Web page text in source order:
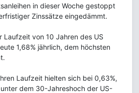
in dieser Woche gestoppt
Zinssätze eingedämmt.
Laufzeit von 10 Jahren des US
1,68% jährlich, dem höchsten
Laufzeit hielten sich bei 0,63%,
dem 30-Jahreshoch der US-